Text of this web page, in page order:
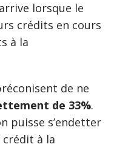
lorsque le
crédits en cours
à la
de ne
de 33%.
puisse s’endetter
crédit à la